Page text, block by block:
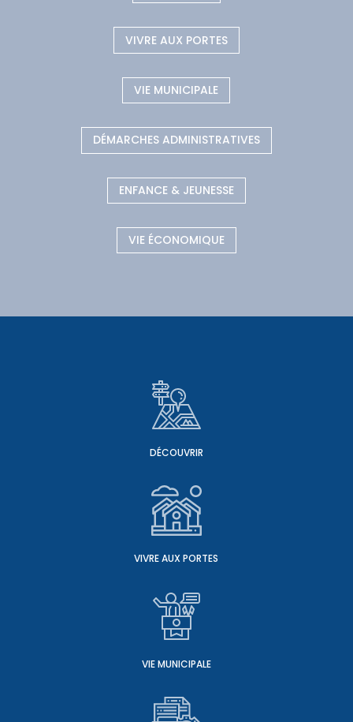
VIVRE AUX PORTES
VIE MUNICIPALE
DÉMARCHES ADMINISTRATIVES
ENFANCE & JEUNESSE
VIE ÉCONOMIQUE
DÉCOUVRIR
VIVRE AUX PORTES
VIE MUNICIPALE